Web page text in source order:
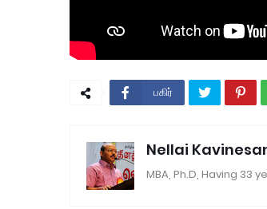
பகிர்
Nellai
MBA, Ph.D, Having